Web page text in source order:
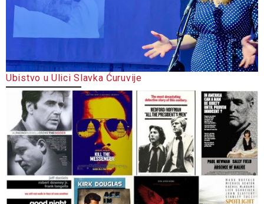
Ubistvo u Ulici Slavka Ćuruvije